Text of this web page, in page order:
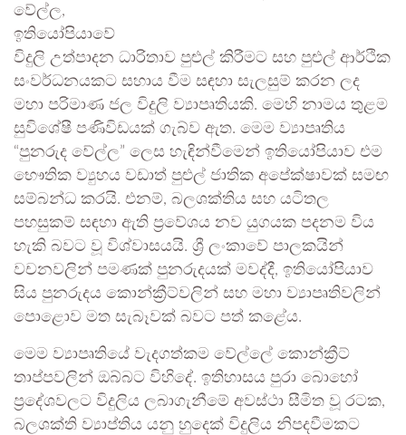
වේල්ල,
ඉතියෝපියාවේ
විදුලි උත්පාදන ධාරිතාව පුළුල් කිරීමට සහ පුළුල් ආර්ථික
සංවර්ධනයකට සහාය වීම සඳහා සැලසුම් කරන ලද
මහා පරිමාණ ජල විදුලි ව්‍යාපෘතියකි. මෙහි නාමය තුළම
සුවිශේෂී පණිවිඩයක් ගැබ්ව ඇත. මෙම ව්‍යාපෘතිය
“පුනරුද වේල්ල” ලෙස හැඳින්වීමෙන් ඉතියෝපියාව එම
භෞතික ව්‍යුහය වඩාත් පුළුල් ජාතික අපේක්ෂාවක් සමඟ
සම්බන්ධ කරයි. එනම්, බලශක්තිය සහ යටිතල
පහසුකම් සඳහා ඇති ප්‍රවේශය නව යුගයක පදනම විය
හැකි බවට වූ විශ්වාසයයි. ශ්‍රී ලංකාවේ පාලකයින්
වචනවලින් පමණක් පුනරුදයක් මවද්දී, ඉතියෝපියාව
සිය පුනරුදය කොන්ක්‍රීට්වලින් සහ මහා ව්‍යාපෘතිවලින්
පොළොව මත සැබෑවක් බවට පත් කළේය.
මෙම ව්‍යාපෘතියේ වැදගත්කම වේල්ලේ කොන්ක්‍රීට්
තාප්පවලින් ඔබ්බට විහිදේ. ඉතිහාසය පුරා බොහෝ
ප්‍රදේශවලට විදුලිය ලබාගැනීමේ අවස්ථා සීමිත වූ රටක,
බලශක්ති ව්‍යාප්තිය යනු හුදෙක් විදුලිය නිපදවීමකට